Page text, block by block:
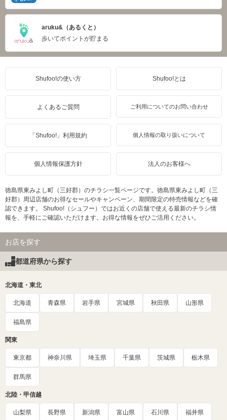
aruku&（あるくと）
歩いてポイントが貯まる
Shufoo!の使い方 Shufoo!とは
よくあるご質問 ご利用についてのお問い合わせ
「Shufoo!」利用規約 個人情報の取り扱いについて
個人情報保護方針 法人のお客様へ
徳島県東みよし町（三好郡）のチラシ一覧ページです。徳島県東みよし町（三
好郡）周辺店舗のお得なセールやキャンペーン、期間限定の特売情報などを確
認できます。 Shufoo!（シュフー）ではお近くの店舗で使える最新のチラシ情
報を、手軽にご確認いただけます。お得な情報をぜひご活用ください。
お店を探す
都道府県から探す
北海道・東北
北海道 青森県 岩手県 宮城県 秋田県 山形県
福島県
関東
東京都 神奈川県 埼玉県 千葉県 茨城県 栃木県
群馬県
北陸・甲信越
山梨県 長野県 新潟県 富山県 石川県 福井県